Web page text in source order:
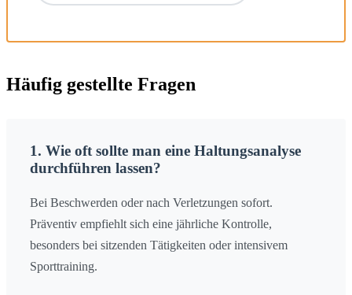
Häufig gestellte Fragen
1. Wie oft sollte man eine Haltungsanalyse
durchführen lassen?
Bei Beschwerden oder nach Verletzungen sofort.
Präventiv empfiehlt sich eine jährliche Kontrolle,
besonders bei sitzenden Tätigkeiten oder intensivem
Sporttraining.